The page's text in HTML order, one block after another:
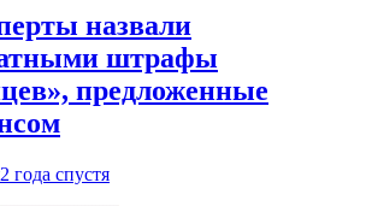
назвали
штрафы
предложенные
2 года спустя